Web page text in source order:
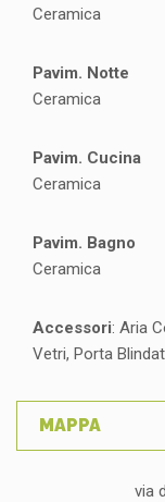
Ceramica
Pavim. Notte
Ceramica
Pavim. Cucina
Ceramica
Pavim. Bagno
Ceramica
Accessori: Aria
Vetri, Porta
MAPPA
via